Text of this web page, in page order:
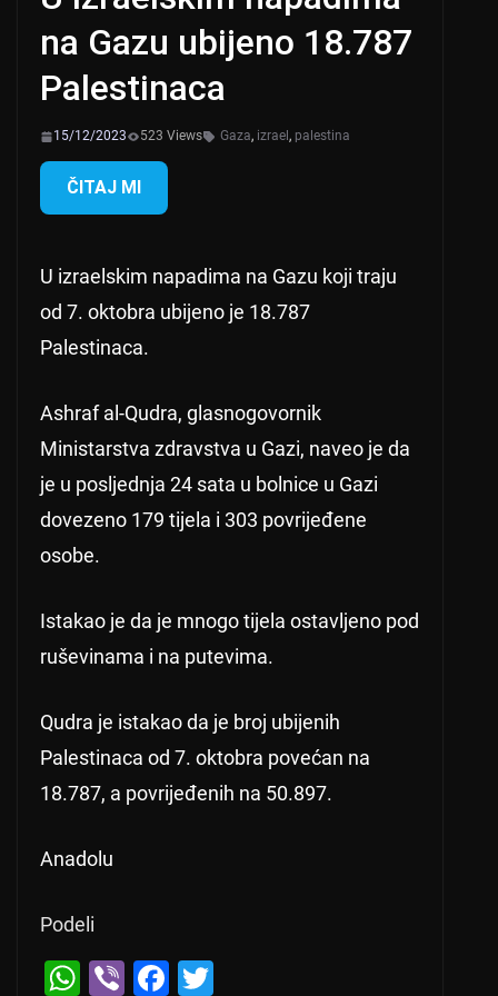
na Gazu ubijeno 18.787
Palestinaca
15/12/2023 523 Views Gaza, izrael , palestina
ČITAJ MI
U izraelskim napadima na Gazu koji traju
od 7. oktobra ubijeno je 18.787
Palestinaca.
Ashraf al-Qudra, glasnogovornik
Ministarstva zdravstva u Gazi, naveo je da
je u posljednja 24 sata u bolnice u Gazi
dovezeno 179 tijela i 303 povrijeđene
osobe.
Istakao je da je mnogo tijela ostavljeno pod
ruševinama i na putevima.
Qudra je istakao da je broj ubijenih
Palestinaca od 7. oktobra povećan na
18.787, a povrijeđenih na 50.897.
Anadolu
Podeli
W Vi F
← Previous
Todorović: Sloga blagi favorit (subota, 19.